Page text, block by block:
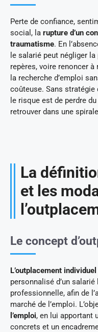
Perte de confiance,
social, la rupture d’un
traumatisme. En
le salarié peut négliger
repères, voire renoncer
la recherche d’emploi
coûteuse. Sans
le risque est de perdre
retrouver dans une
La
et les
Le concept
L’outplacement individuel
personnalisé d’un
professionnelle, afin de
marché de l’emploi.
l’emploi, en lui apportant
concrets et un